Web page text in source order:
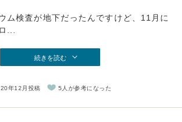
ム検査が地下だったんですけど、11月に
...
続きを読む
年12月投稿 5人が参考になった